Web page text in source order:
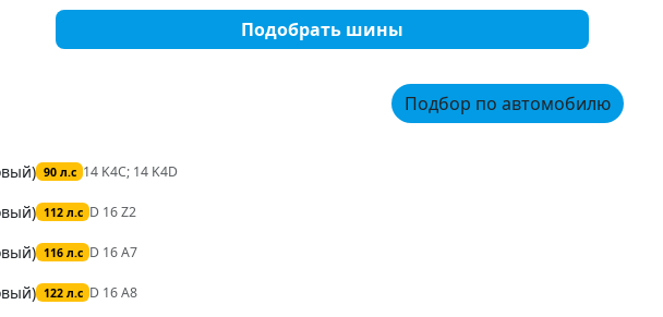
Подобрать шины
Подбор по автомобилю
90 л.с 14 K4C; 14 K4D
112 л.с D 16 Z2
116 л.с D 16 A7
122 л.с D 16 A8